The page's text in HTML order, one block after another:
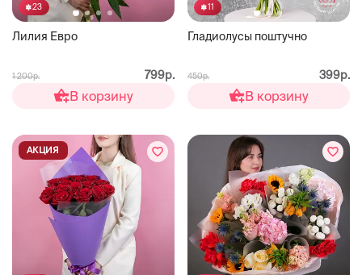
23
Лилия Евро
1 200р. 799р.
В корзину
11
Гладиолусы поштучно
450р. 399р.
В корзину
АКЦИЯ